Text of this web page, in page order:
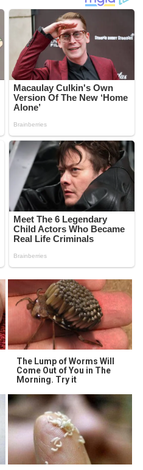
The Lump of Worms Will
Come Out of You in The
Morning. Try it